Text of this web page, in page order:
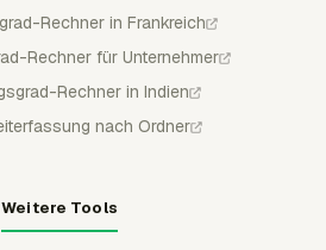
Rechner in Frankreich
Rechner für Unternehmer
Rechner in Indien
nach Ordner
Weitere Tools